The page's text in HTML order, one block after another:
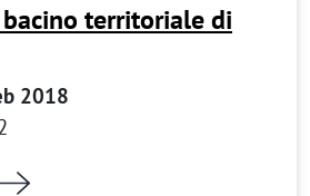
territoriale di
2018